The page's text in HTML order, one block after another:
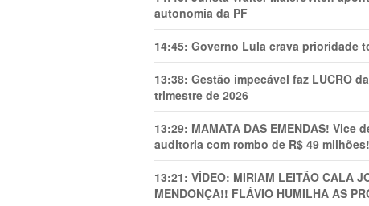
autonomia da PF
14:45: Governo Lula crava prioridade
13:38: Gestão impecável faz LUCRO
trimestre de 2026
13:29: MAMATA DAS EMENDAS!
auditoria com rombo de R$ 49 milhões!
13:21: VÍDEO: MIRIAM LEITÃO CALA
MENDONÇA!! FLÁVIO HUMILHA AS